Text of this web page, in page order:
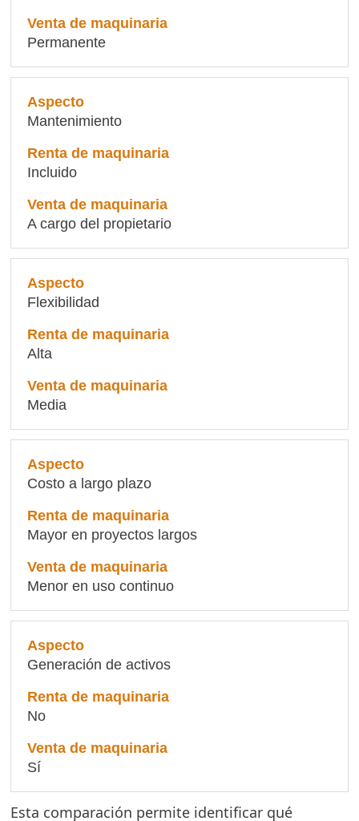
Permanente
Mantenimiento
Incluido
A cargo del propietario
Flexibilidad
Alta
Media
Costo a largo plazo
Mayor en proyectos largos
Menor en uso continuo
Generación de activos
No
Sí
Esta comparación permite identificar qué